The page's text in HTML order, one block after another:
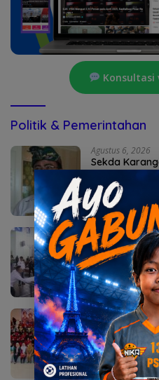
Konsultasi
Politik & Pemerintahan
Agustus 6, 2026
Sekda
Agustus 6, 2026
Lomba
di Mojokerto
Agustus 5, 2026
Sekolah
DPRD Surabaya